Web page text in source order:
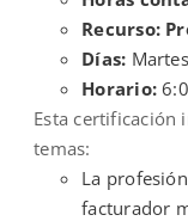
Recurso:
Días:
Horario:
Esta certificación
temas:
La
facturador